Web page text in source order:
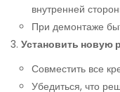
внутренней
При демонтаже
Установить новую
Совместить все
Убедиться, что